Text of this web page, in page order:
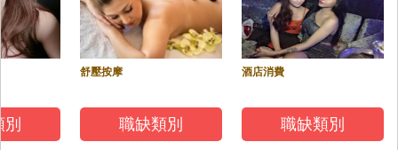
愛 »
舒壓按摩
職缺類別
酒店消費
職缺類別